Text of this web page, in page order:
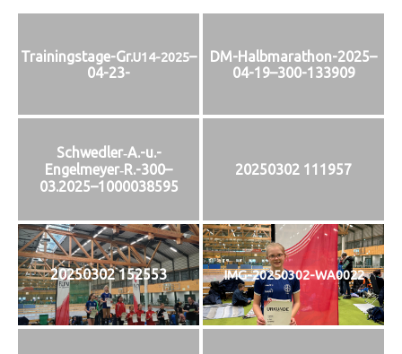
Trainingstage-Gr.U14-2025–
04-23-
DM-Halbmarathon-2025–
04-19–300-133909
Schwedler‑A.-u.-
Engelmeyer‑R.-300–
03.2025–1000038595
20250302 111957
20250302 152553 IMG-20250302-WA0022